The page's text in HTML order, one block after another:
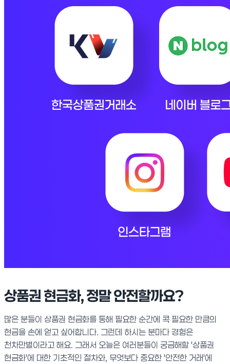
상품권 현금화, 정말 안전할까요?
많은 분들이 상품권 현금화를 통해 필요한 순간에 콕 필요한 만큼의
현금을 손에 얻고 싶어합니다. 그런데 하시는 분마다 경험은
천차만별이라고 해요. 그래서 오늘은 여러분들이 궁금해할 '상품권
현금화'에 대한 기초적인 절차와, 무엇보다 중요한 '안전한 거래'에